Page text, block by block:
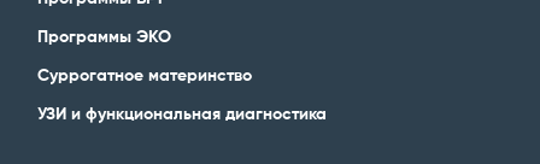
Программы ЭКО
Суррогатное материнство
УЗИ и функциональная диагностика